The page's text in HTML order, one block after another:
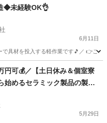
◆未経験OK👌
6月11日
で具材を投入する軽作業です🎵／ 👉こ
円可💰／【土日休み＆個室寮
始めるセラミック製品の製
5月29日